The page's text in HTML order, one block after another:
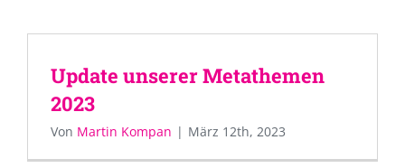
Update unserer Metathemen
2023
Von Martin Kompan | März 12th, 2023